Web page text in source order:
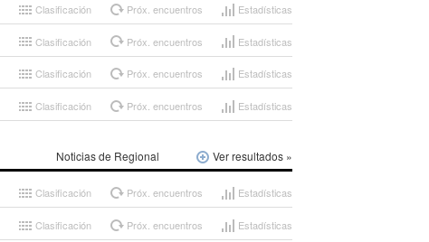
Estadísticas
Próx. encuentros
Clasificación
Estadísticas
Próx. encuentros
Clasificación
Estadísticas
Próx. encuentros
Clasificación
Estadísticas
Próx. encuentros
Clasificación
Ver resultados »
Noticias de Regional
Estadísticas
Próx. encuentros
Clasificación
Estadísticas
Próx. encuentros
Clasificación